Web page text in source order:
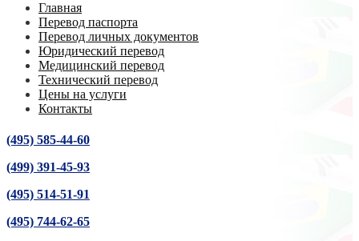
Главная
Перевод паспорта
Перевод личных документов
Юридический перевод
Медицинский перевод
Технический перевод
Цены на услуги
Контакты
(495) 585-44-60
(499) 391-45-93
(495) 514-51-91
(495) 744-62-65